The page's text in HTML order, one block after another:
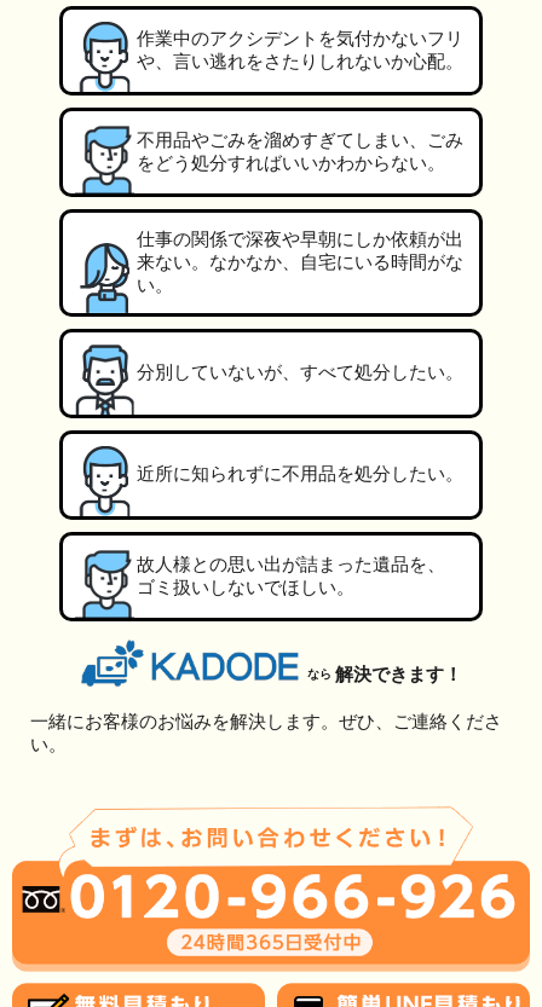
作業中のアクシデントを気付かないフリ
や、言い逃れをさたりしれないか心配。
不用品やごみを溜めすぎてしまい、ごみ
をどう処分すればいいかわからない。
仕事の関係で深夜や早朝にしか依頼が出
来ない。なかなか、自宅にいる時間がな
い。
分別していないが、すべて処分したい。
近所に知られずに不用品を処分したい。
故人様との思い出が詰まった遺品を、
ゴミ扱いしないでほしい。
なら 解決できます！
一緒にお客様のお悩みを解決します。ぜひ、ご連絡くださ
い。